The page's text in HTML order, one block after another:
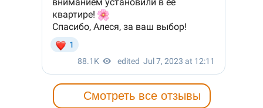
Смотреть все отзывы